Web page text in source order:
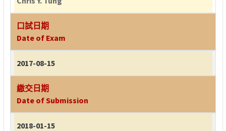
口試日期
Date of Exam
2017-08-15
繳交日期
Date of Submission
2018-01-15